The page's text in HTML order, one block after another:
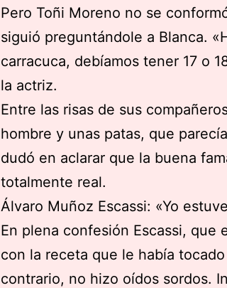
Pero Toñi Moreno no se
siguió preguntándole a Blanca.
carracuca, debíamos tener 17 o
la actriz.
Entre las risas de sus
hombre y unas patas, que
dudó en aclarar que la buena
totalmente real.
Álvaro Muñoz Escassi: «Yo
En plena confesión Escassi, que
con la receta que le había
contrario, no hizo oídos sordos.